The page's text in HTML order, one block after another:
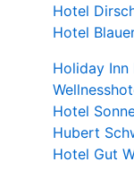
Hotel
Hotel
Holiday Inn
Hotel
Hubert
Hotel Gut